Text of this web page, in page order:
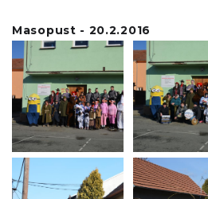
Masopust - 20.2.2016